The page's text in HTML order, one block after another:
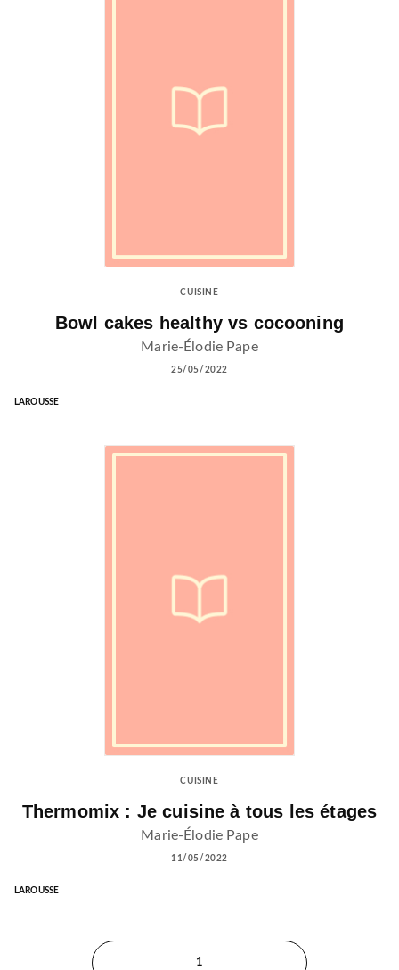
CUISINE
Bowl cakes healthy vs cocooning
Marie-Élodie Pape
25/05/2022
LAROUSSE
CUISINE
Thermomix : Je cuisine à tous les étages
Marie-Élodie Pape
11/05/2022
LAROUSSE
1